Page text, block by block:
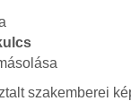
szakemberei